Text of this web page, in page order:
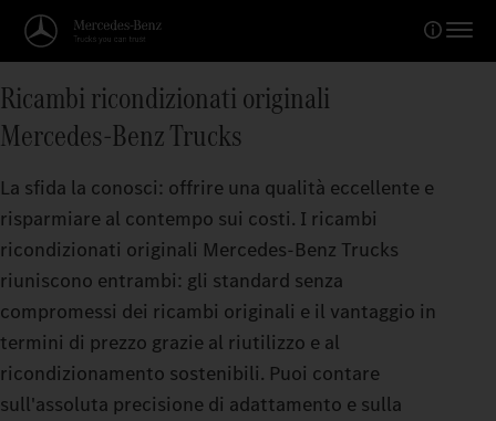
Ricambi ricondizionati originali
Mercedes‑Benz Trucks
La sfida la conosci: offrire una qualità eccellente e
risparmiare al contempo sui costi. I ricambi
ricondizionati originali Mercedes‑Benz Trucks
riuniscono entrambi: gli standard senza
compromessi dei ricambi originali e il vantaggio in
termini di prezzo grazie al riutilizzo e al
ricondizionamento sostenibili. Puoi contare
sull'assoluta precisione di adattamento e sulla